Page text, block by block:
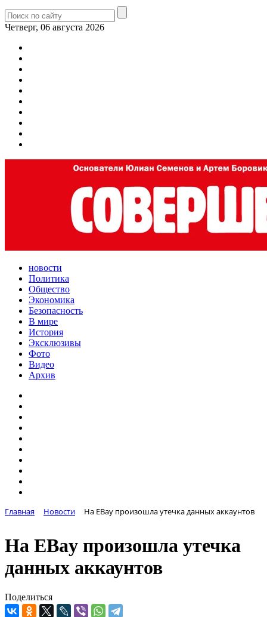
Четверг, 06 августа 2026
новости
Политика
Общество
Экономика
Безопасность
В мире
История
Эксклюзивы
Фото
Видео
Архив
Главная Новости На EBay произошла утечка данных аккаунтов
На EBay произошла утечка
данных аккаунтов
Поделиться